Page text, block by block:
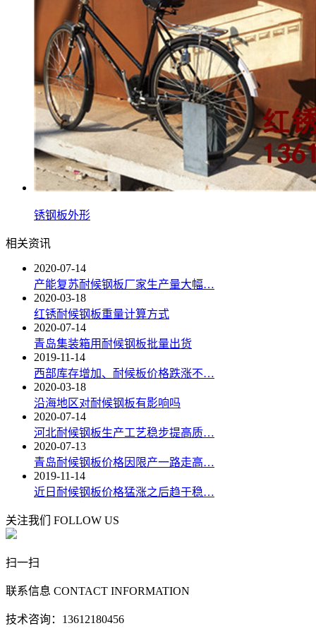
锈钢板外形
相关资讯
2020-07-14
产能复苏耐候钢板厂家生产量大幅…
2020-03-18
红锈耐候钢板重量计算方式
2020-07-14
青岛集装箱用耐候钢板批量出货
2019-11-14
西部库存增加、耐候板价格跌涨不…
2020-03-18
沿海地区对耐候钢板有影响吗
2020-07-14
河北耐候钢板生产工艺稳步提高质…
2020-07-13
青岛耐候钢板价格因限产一路走高…
2019-11-14
近日耐候钢板价格猛涨之后趋于稳…
关注我们 FOLLOW US
扫一扫
联系信息 CONTACT INFORMATION
技术咨询：13612180456